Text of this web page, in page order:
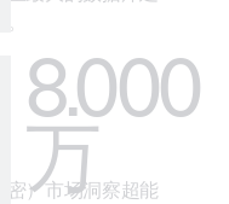
8.000
万
密）市场洞察超能